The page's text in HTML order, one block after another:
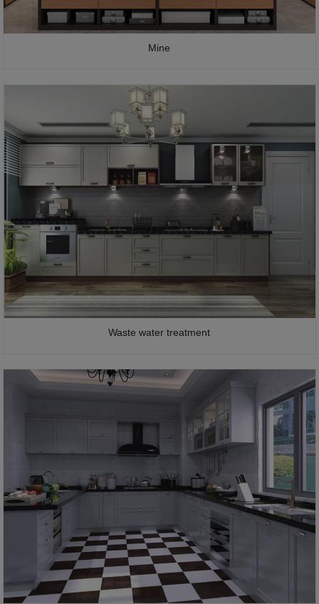
Mine
Waste water treatment